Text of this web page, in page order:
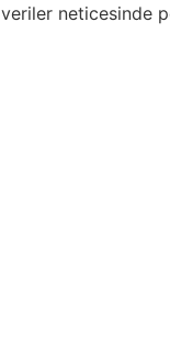
veriler neticesinde